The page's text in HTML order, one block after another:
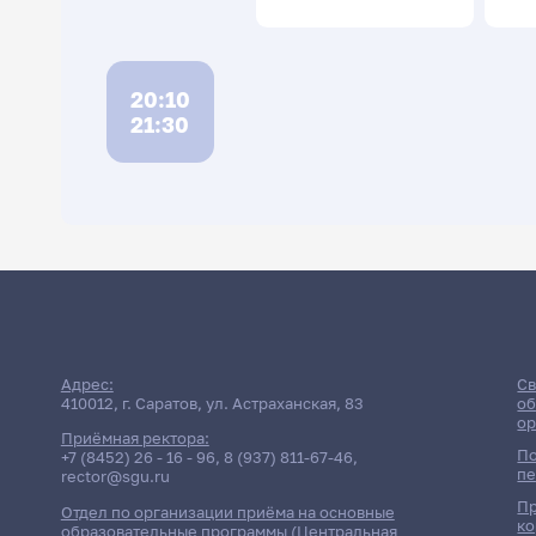
20:10
21:30
Адрес:
410012, г. Саратов, ул. Астраханская, 83
Приёмная ректора:
+7 (8452) 26 - 16 - 96, 8 (937) 811-67-46,
rector@sgu.ru
Отдел по организации приёма на основные
образовательные программы (Центральная